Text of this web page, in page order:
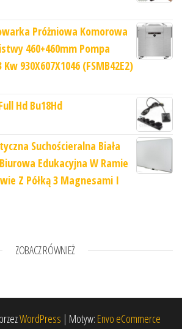
Próżniowa Komorowa
460+460mm Pompa
930X607X1046 (FSMB42E2)
Hd Bu18Hd
Suchościeralna Biała
Edukacyjna W Ramie
Z Półką 3 Magnesami I
ZOBACZ RÓWNIEŻ
WordPress | Motyw: Envo eCommerce